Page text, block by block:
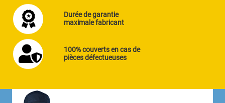
Durée de garantie
maximale fabricant
100% couverts en cas de
pièces défectueuses